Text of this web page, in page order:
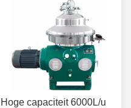
Hoge capaciteit 6000L/u